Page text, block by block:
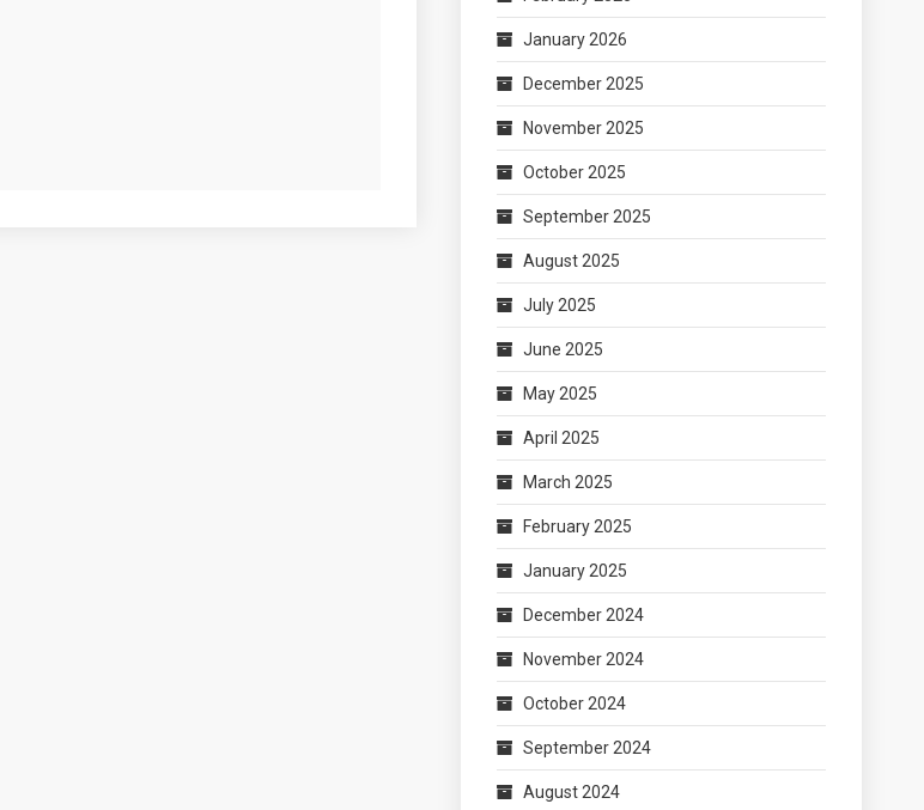
January 2026
December 2025
November 2025
October 2025
September 2025
August 2025
July 2025
June 2025
May 2025
April 2025
March 2025
February 2025
January 2025
December 2024
November 2024
October 2024
September 2024
August 2024